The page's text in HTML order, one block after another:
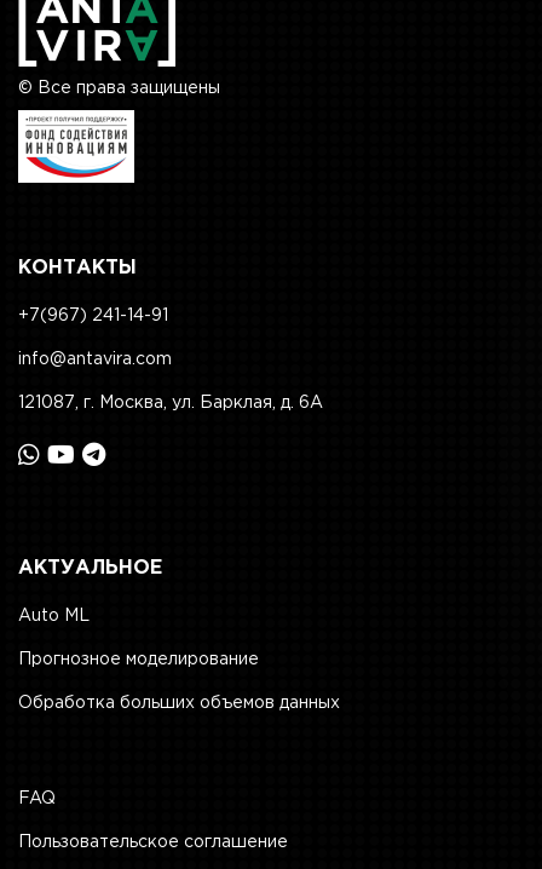
© Все права защищены
КОНТАКТЫ
+7(967) 241-14-91
info@antavira.com
121087, г. Москва, ул. Барклая, д. 6А
АКТУАЛЬНОЕ
Auto ML
Прогнозное моделирование
Обработка больших объемов данных
FAQ
Пользовательское соглашение